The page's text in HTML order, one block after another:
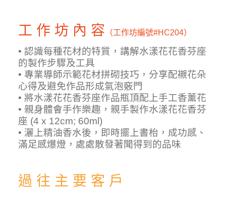
工 作 坊 內 容 （工作坊編號#HC204）
• 認識每種花材的特質，講解水漾花花香芬座
的製作步驟及工具
• 專業導師示範花材拼砌技巧，分享配襯花朵
心得及避免作品形成氣泡竅門
• 將水漾花花香芬座作品瓶頂配上手工香薰花
• 親身體會手作樂趣，親手製作水漾花花香芬
座 (4 x 12cm; 60ml)
• 灑上精油香水後，即時擺上書枱，成功感、
滿足感爆燈，處處散發著聞得到的品味
過 往 主 要 客 戶